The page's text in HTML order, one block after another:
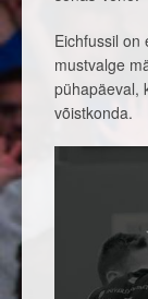
Eichfussil on
mustvalge
pühapäeval,
võistkonda.